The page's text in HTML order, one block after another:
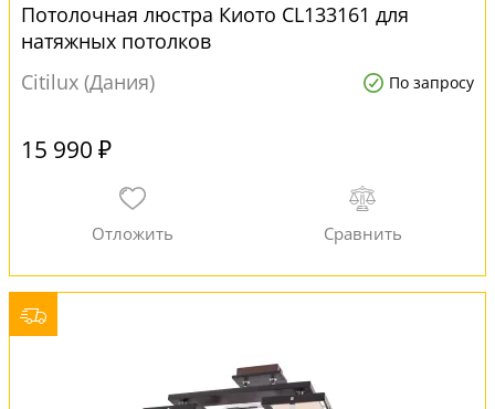
Потолочная люстра Киото CL133161 для
натяжных потолков
Citilux (Дания)
По запросу
15 990 ₽